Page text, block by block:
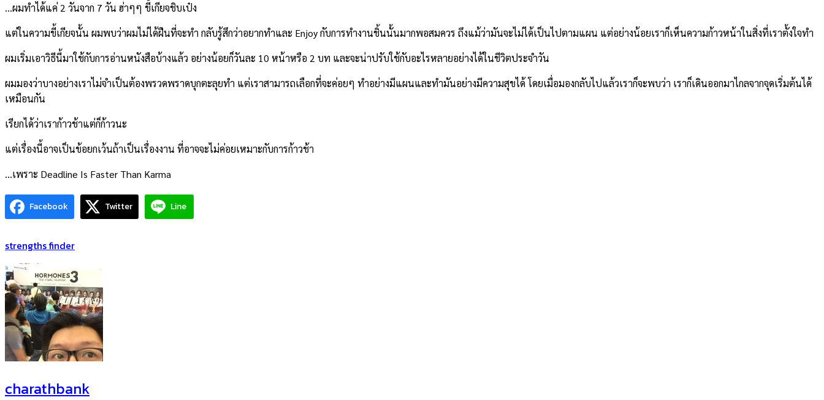
…ผมทำได้แค่ 2 วันจาก 7 วัน ฮ่าๆๆ ขี้เกียจชิบเป๋ง
แต่ในความขี้เกียจนั้น ผมพบว่าผมไม่ได้ฝืนที่จะทำ กลับรู้สึกว่าอยากทำและ Enjoy กับการทำงานชิ้นนั้นมากพอสมควร ถึงแม้ว่ามันจะไม่ได้เป็นไปตามแผน แต่อย่างน้อยเราก็เห็นความก้าวหน้าในสิ่งที่เราตั้งใจทำ
ผมเริ่มเอาวิธีนี้มาใช้กับการอ่านหนังสือบ้างแล้ว อย่างน้อยก็วันละ 10 หน้าหรือ 2 บท และจะน่าปรับใช้กับอะไรหลายอย่างได้ในชีวิตประจำวัน
ผมมองว่าบางอย่างเราไม่จำเป็นต้องพรวดพราดบุกตะลุยทำ แต่เราสามารถเลือกที่จะค่อยๆ ทำอย่างมีแผนและทำมันอย่างมีความสุขได้ โดยเมื่อมองกลับไปแล้วเราก็จะพบว่า เราก็เดินออกมาไกลจากจุดเริ่มต้นได้
เหมือนกัน
เรียกได้ว่าเราก้าวช้าแต่ก็ก้าวนะ
แต่เรื่องนี้อาจเป็นข้อยกเว้นถ้าเป็นเรื่องงาน ที่อาจจะไม่ค่อยเหมาะกับการก้าวช้า
…เพราะ Deadline Is Faster Than Karma
Facebook Twitter Line
strengths finder
charathbank